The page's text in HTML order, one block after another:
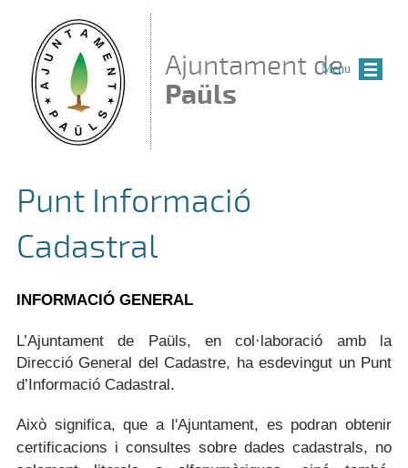
Ajuntament de
Paüls
Punt Informació
Cadastral
INFORMACIÓ GENERAL
L’Ajuntament de Paüls, en col·laboració amb la
Direcció General del Cadastre, ha esdevingut un Punt
d’Informació Cadastral.
Això significa, que a l'Ajuntament, es podran obtenir
certificacions i consultes sobre dades cadastrals, no
Menu